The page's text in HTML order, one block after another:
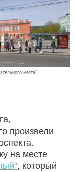
места".
произвели
на месте
, который